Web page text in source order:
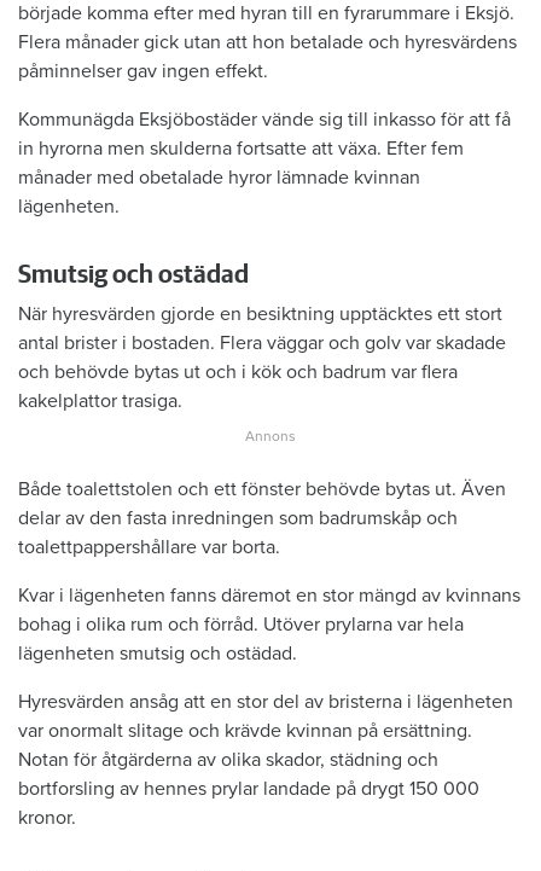
började komma efter med hyran till en fyrarummare i Eksjö.
Flera månader gick utan att hon betalade och hyresvärdens
påminnelser gav ingen effekt.
Kommunägda Eksjöbostäder vände sig till inkasso för att få
in hyrorna men skulderna fortsatte att växa. Efter fem
månader med obetalade hyror lämnade kvinnan
lägenheten.
Smutsig och ostädad
När hyresvärden gjorde en besiktning upptäcktes ett stort
antal brister i bostaden. Flera väggar och golv var skadade
och behövde bytas ut och i kök och badrum var flera
kakelplattor trasiga.
Både toalettstolen och ett fönster behövde bytas ut. Även
delar av den fasta inredningen som badrumskåp och
toalettpappershållare var borta.
Kvar i lägenheten fanns däremot en stor mängd av kvinnans
bohag i olika rum och förråd. Utöver prylarna var hela
lägenheten smutsig och ostädad.
Hyresvärden ansåg att en stor del av bristerna i lägenheten
var onormalt slitage och krävde kvinnan på ersättning.
Notan för åtgärderna av olika skador, städning och
bortforsling av hennes prylar landade på drygt 150 000
kronor.